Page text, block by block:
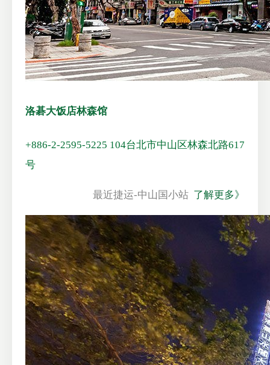
洛碁大饭店林森馆
+886-2-2595-5225 104台北市中山区林森北路617
号
最近捷运-中山国小站 了解更多》